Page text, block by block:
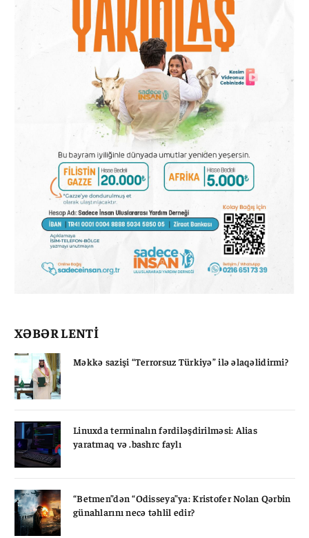
XƏBƏR LENTİ
Məkkə sazişi “Terrorsuz Türkiyə” ilə əlaqəlidirmi?
Linuxda terminalın fərdiləşdirilməsi: Alias
yaratmaq və .bashrc faylı
“Betmen”dən “Odisseya”ya: Kristofer Nolan Qərbin
günahlarını necə təhlil edir?